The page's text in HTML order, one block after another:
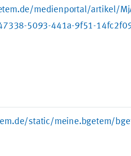
medienportal/artikel/
5093-441a-9f51-
static/meine.bgetem/